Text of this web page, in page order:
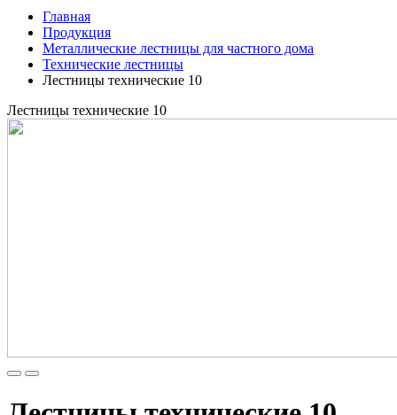
Главная
Продукция
Металлические лестницы для частного дома
Технические лестницы
Лестницы технические 10
Лестницы технические 10